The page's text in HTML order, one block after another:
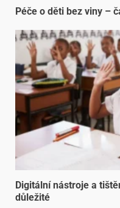
Péče o děti bez viny –
Digitální nástroje a
důležité